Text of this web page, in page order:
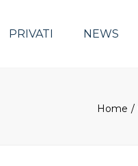
PRIVATI NEWS
Home